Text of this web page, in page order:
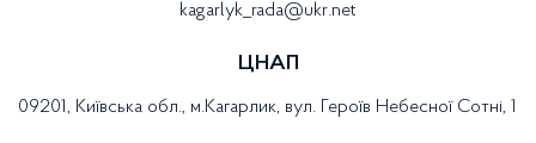
kagarlyk_rada@ukr.net
ЦНАП
09201, Київська обл., м.Кагарлик, вул. Героїв Небесної Сотні, 1